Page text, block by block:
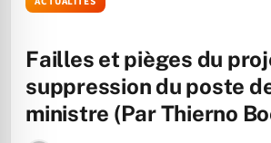
Failles et pièges du
suppression du poste
ministre (Par Thierno